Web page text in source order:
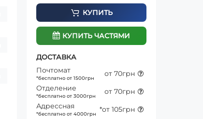
КУПИТЬ
КУПИТЬ ЧАСТЯМИ
ДОСТАВКА
Почтомат
*бесплатно от 1500грн
от 70грн
Отделение
*бесплатно от 3000грн
от 70грн
Адрессная
*бесплатно от 4000грн
*от 105грн